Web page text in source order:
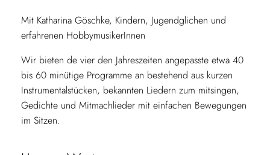
Mit Katharina Göschke, Kindern, Jugendglichen und
erfahrenen HobbymusikerInnen
Wir bieten de vier den Jahreszeiten angepasste etwa 40
bis 60 minütige Programme an bestehend aus kurzen
Instrumentalstücken, bekannten Liedern zum mitsingen,
Gedichte und Mitmachlieder mit einfachen Bewegungen
im Sitzen.